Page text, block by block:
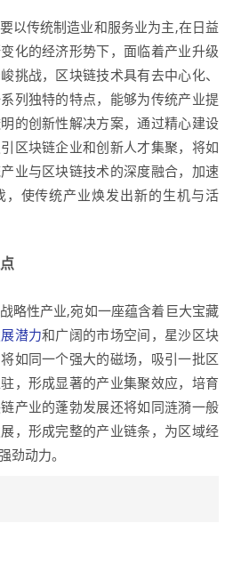
以传统制造业和服务业为主,在日益
化的经济形势下，面临着产业升级
挑战，区块链技术具有去中心化、
列独特的特点，能够为传统产业提
的创新性解决方案，通过精心建设
区块链企业和创新人才集聚，将如
业与区块链技术的深度融合，加速
，使传统产业焕发出新的生机与活
略性产业,宛如一座蕴含着巨大宝藏
潜力和广阔的市场空间，星沙区块
如同一个强大的磁场，吸引一批区
，形成显著的产业集聚效应，培育
产业的蓬勃发展还将如同涟漪一般
，形成完整的产业链条，为区域经
劲动力。